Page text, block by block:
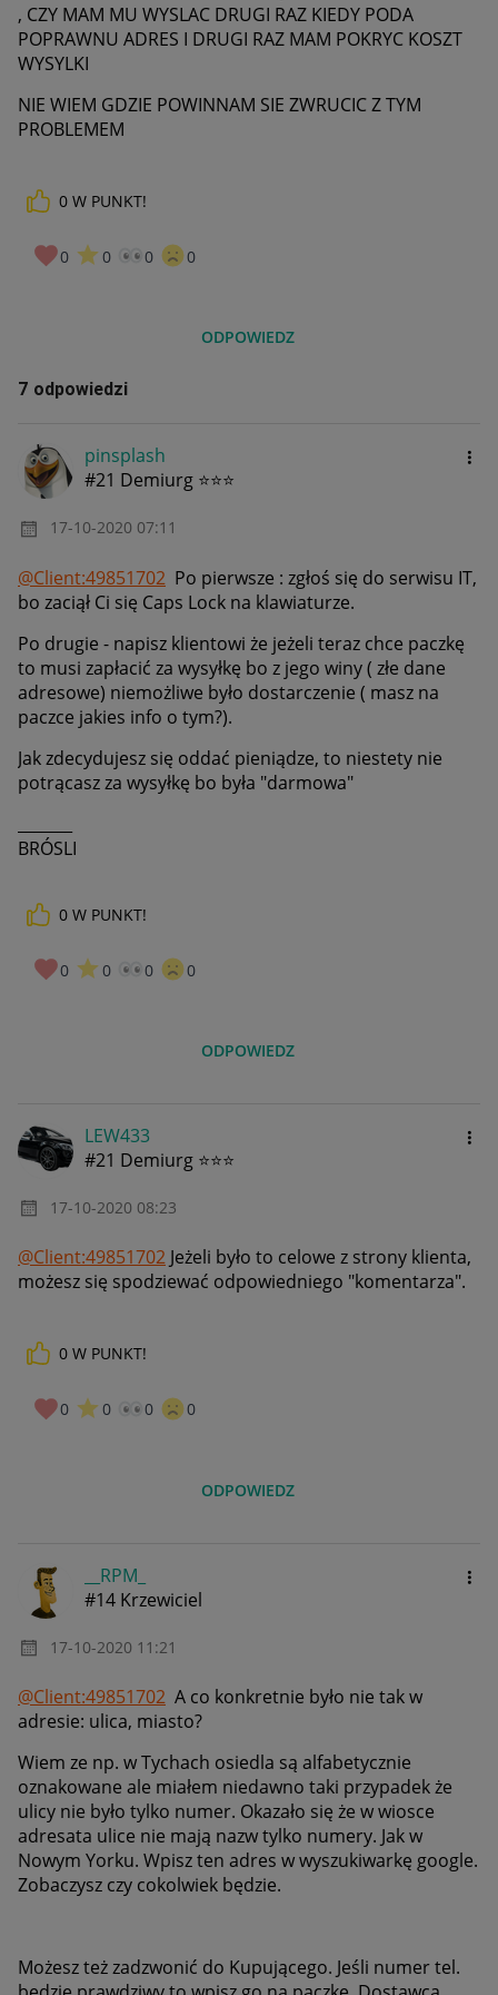
, CZY MAM MU WYSLAC DRUGI RAZ KIEDY PODA
POPRAWNU ADRES I DRUGI RAZ MAM POKRYC KOSZT
WYSYLKI
NIE WIEM GDZIE POWINNAM SIE ZWRUCIC Z TYM
PROBLEMEM
0 W PUNKT!
0 0 0 0
ODPOWIEDZ
7 odpowiedzi
pinsplash
#21 Demiurg ⭐⭐⭐
‎17-10-2020 07:11
@Client:49851702 Po pierwsze : zgłoś się do serwisu IT,
bo zaciął Ci się Caps Lock na klawiaturze.
Po drugie - napisz klientowi że jeżeli teraz chce paczkę
to musi zapłacić za wysyłkę bo z jego winy ( złe dane
adresowe) niemożliwe było dostarczenie ( masz na
paczce jakies info o tym?).
Jak zdecydujesz się oddać pieniądze, to niestety nie
potrącasz za wysyłkę bo była "darmowa"
BRÓSLI
0 W PUNKT!
0 0 0 0
ODPOWIEDZ
LEW433
#21 Demiurg ⭐⭐⭐
‎17-10-2020 08:23
@Client:49851702 Jeżeli było to celowe z strony klienta,
możesz się spodziewać odpowiedniego "komentarza".
0 W PUNKT!
0 0 0 0
ODPOWIEDZ
__RPM_
#14 Krzewiciel
‎17-10-2020 11:21
@Client:49851702 A co konkretnie było nie tak w
adresie: ulica, miasto?
Wiem ze np. w Tychach osiedla są alfabetycznie
oznakowane ale miałem niedawno taki przypadek że
ulicy nie było tylko numer. Okazało się że w wiosce
adresata ulice nie mają nazw tylko numery. Jak w
Nowym Yorku. Wpisz ten adres w wyszukiwarkę google.
Zobaczysz czy cokolwiek będzie.
Możesz też zadzwonić do Kupującego. Jeśli numer tel.